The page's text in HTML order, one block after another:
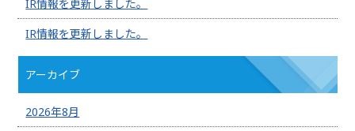
IR情報を更新しました。
IR情報を更新しました。
アーカイブ
2026年8月